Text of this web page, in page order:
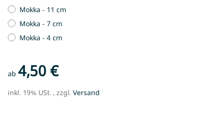
Mokka - 11 cm
Mokka - 7 cm
Mokka - 4 cm
ab 4,50 €
inkl. 19% USt. , zzgl. Versand